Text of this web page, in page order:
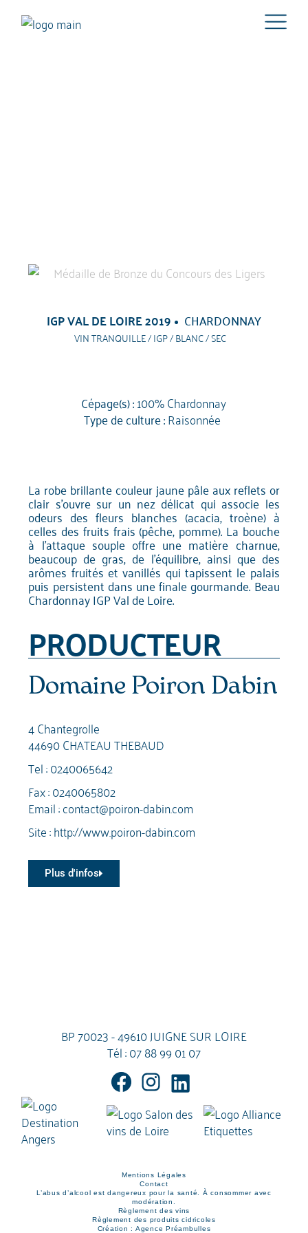
IGP VAL DE LOIRE 2019 CHARDONNAY
VIN TRANQUILLE / IGP / BLANC / SEC
Cépage(s) :100% Chardonnay
Type de culture :Raisonnée
La robe brillante couleur jaune pâle aux reflets or
clair s'ouvre sur un nez délicat qui associe les
odeurs des fleurs blanches (acacia, troène) à
celles des fruits frais (pêche, pomme). La bouche
à l'attaque souple offre une matière charnue,
beaucoup de gras, de l'équilibre, ainsi que des
arômes fruités et vanillés qui tapissent le palais
puis persistent dans une finale gourmande. Beau
Chardonnay IGP Val de Loire.
PRODUCTEUR
Domaine Poiron Dabin
4 Chantegrolle
44690 CHATEAU THEBAUD
Tel :0240065642
Fax : 0240065802
Email :contact@poiron-dabin.com
Site :http://www.poiron-dabin.com
Plus d'infos
BP 70023 - 49610 JUIGNE SUR LOIRE
Tél :07 88 99 01 07
Mentions Légales
Contact
L’abus d’alcool est dangereux pour la santé. À consommer avec
modération.
Règlement des vins
Règlement des produits cidricoles
Création : Agence Préambulles